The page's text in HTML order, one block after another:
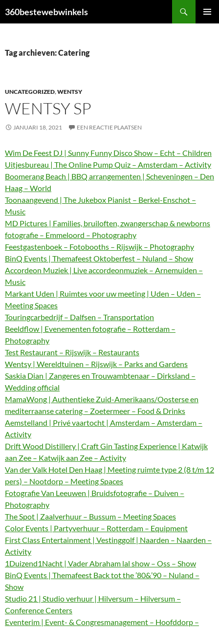
naar
360bestewebwinkels
Tag archieven: Catering
UNCATEGORIZED,WENTSY
WENTSY SP
JANUARI 18, 2021 EEN REACTIE PLAATSEN
Wim De Feest DJ | Sunny Funny Disco Show – Echt – Children
Uitjesbureau | The Online Pump Quiz – Amsterdam – Activity
Boomerang Beach | BBQ arrangementen | Scheveningen – Den
Haag – World
Toonaangevend | The Jukebox Pianist – Berkel-Enschot –
Music
MD Pictures | Families, bruiloften, zwangerschap & newborns
fotografie – Emmeloord – Photography
Feestgastenboek – Fotobooths – Rijswijk – Photography
BinQ Events | Themafeest Oktoberfest – Nuland – Show
Accordeon Muziek | Live accordeonmuziek – Arnemuiden –
Music
Markant Uden | Ruimtes voor uw meeting | Uden – Uden –
Meeting Spaces
Touringcarbedrijf – Dalfsen – Transportation
Beeldflow | Evenementen fotografie – Rotterdam –
Photography
Test Restaurant – Rijswijk – Restaurants
Wentsy | Wereldtuinen – Rijswijk – Parks and Gardens
Saskia Dian | Zangeres en Trouwambtenaar – Dirksland –
Wedding official
MamaWong | Authentieke Zuid-Amerikaans/Oosterse en
mediterraanse catering – Zoetermeer – Food & Drinks
Aemstelland | Privé vaartocht | Amsterdam – Amsterdam –
Activity
Drift Wood Distillery | Craft Gin Tasting Experience | Katwijk
aan Zee – Katwijk aan Zee – Activity
Van der Valk Hotel Den Haag | Meeting ruimte type 2 (8 t/m 12
pers) – Nootdorp – Meeting Spaces
Fotografie Van Leeuwen | Bruidsfotografie – Duiven –
Photography
The Spot | Zaalverhuur – Bussum – Meeting Spaces
Color Events | Partyverhuur – Rotterdam – Equipment
First Class Entertainment | Vestinggolf | Naarden – Naarden –
Activity
1Duizend1Nacht | Vader Abraham lal show – Oss – Show
BinQ Events | Themafeest Back tot the ’80&’90 – Nuland –
Show
Studio 21 | Studio verhuur | Hilversum – Hilversum –
Conference Centers
Eventerim | Event- & Congresmanagement – Hoofddorp –